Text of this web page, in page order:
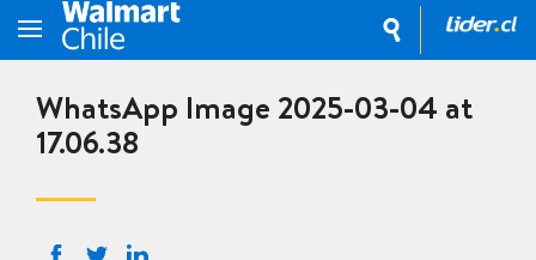
WhatsApp Image 2025-03-04 at
17.06.38